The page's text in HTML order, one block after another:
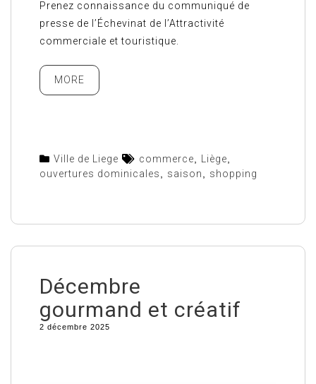
Prenez connaissance du communiqué de
presse de l’Échevinat de l’Attractivité
commerciale et touristique.
MORE
Ville de Liege commerce, Liège,
ouvertures dominicales, saison, shopping
Décembre
gourmand et créatif
2 décembre 2025